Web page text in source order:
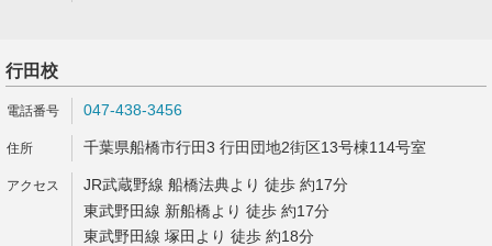
行田校
047-438-3456
千葉県船橋市行田3 行田団地2街区13号棟114号室
JR武蔵野線 船橋法典より 徒歩 約17分
東武野田線 新船橋より 徒歩 約17分
東武野田線 塚田より 徒歩 約18分